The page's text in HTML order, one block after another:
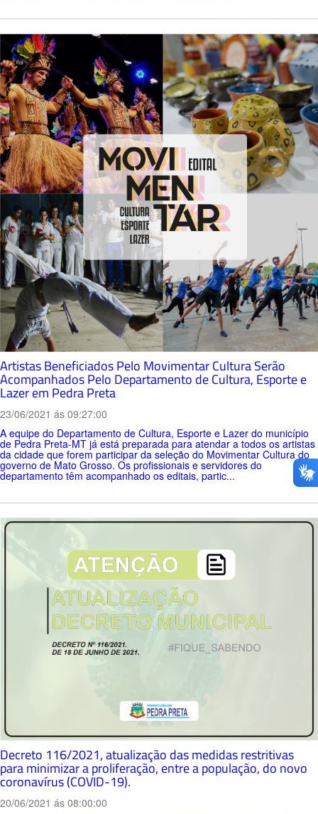
Artistas Beneficiados Pelo Movimentar Cultura Serão
Acompanhados Pelo Departamento de Cultura, Esporte e
Lazer em Pedra Preta
23/06/2021 ás 09:27:00
A equipe do Departamento de Cultura, Esporte e Lazer do município
de Pedra Preta-MT já está preparada para atendar a todos os artistas
da cidade que forem participar da seleção do Movimentar Cultura do
governo de Mato Grosso. Os profissionais e servidores do
departamento têm acompanhado os editais, partic...
Decreto 116/2021, atualização das medidas restritivas
para minimizar a proliferação, entre a população, do novo
coronavírus (COVID-19).
20/06/2021 ás 08:00:00